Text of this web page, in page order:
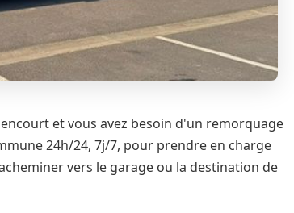
et vous avez besoin d'un remorquage
24h/24, 7j/7, pour prendre en charge
vers le garage ou la destination de